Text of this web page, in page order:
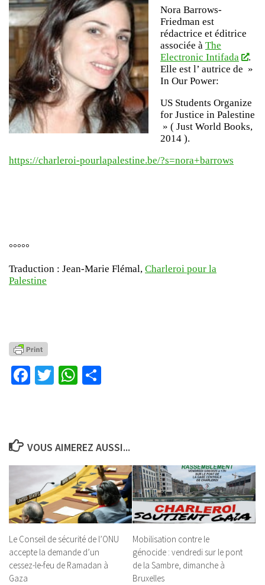
Nora Barrows-
Friedman est
rédactrice et éditrice
associée à The
Electronic Intifada
.
Elle est l’ autrice de »
In Our Power:
US Students Organize
for Justice in Palestine
» ( Just World Books,
2014 ).
https://charleroi-pourlapalestine.be/?s=nora+barrows
°°°°°
Traduction : Jean-Marie Flémal, Charleroi pour la
Palestine
Facebook
TwitterWhatsApp
VOUS AIMEREZ AUSSI...
Le Conseil de sécurité de l’ONU
accepte la demande d’un
cessez-le-feu de Ramadan à
Gaza
Mobilisation contre le
génocide : vendredi sur le pont
de la Sambre, dimanche à
Bruxelles